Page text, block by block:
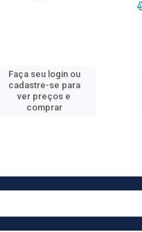
Faça seu login ou
cadastre-se para
ver preços e
comprar